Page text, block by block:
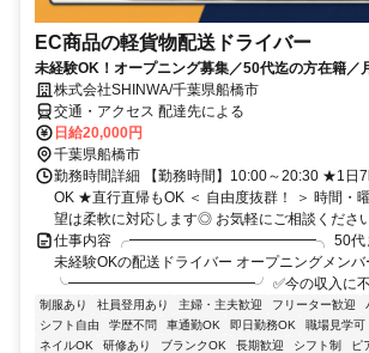
EC商品の軽貨物配送ドライバー
未経験OK！オープニング募集／50代迄の方在籍／
株式会社SHINWA/千葉県船橋市
交通・アクセス 配達先による
日給20,000円
千葉県船橋市
勤務時間詳細 【勤務時間】10:00～20:30 ★1日
OK ★直行直帰もOK ＜ 自由度抜群！ ＞ 時間・
望は柔軟に対応します◎ お気軽にご相談ください
仕事内容 ╭━━━━━━━━━━━━━╮ 50代まで
未経験OKの配送ドライバー オープニングメンバ
╰━━━━━━━━━━━━━╯ ✅今の収入に不安
制服あり 社員登用あり 主婦・主夫歓迎 フリーター歓迎
シフト自由
学歴不問 車通勤OK 即日勤務OK 職場見学可
ネイルOK
研修あり ブランクOK 長期歓迎 シフト制 ピ